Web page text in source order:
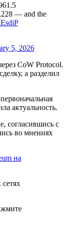
— and the
5, 2026
CoW Protocol.
а разделил
актуальность.
согласившись с
во мнениях
на